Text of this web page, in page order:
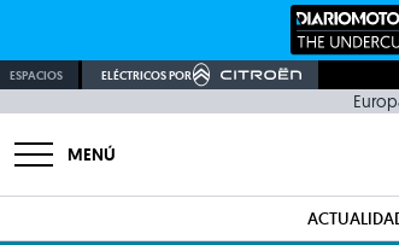
ESPACIOS ELÉCTRICOS POR
MENÚ